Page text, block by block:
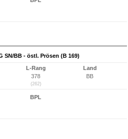
SN/BB - östl. Prösen (B 169)
L-Rang
378
(262)
Land
BB
BPL